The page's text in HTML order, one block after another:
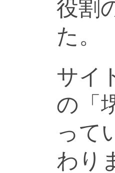
役割
た。
サイ
の「
って
わり